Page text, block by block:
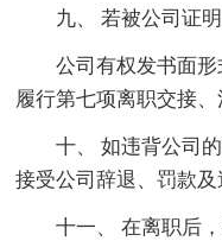
九、 若被公司证
公司有权发书面
履行第七项离职交接、
十、 如违背公司
接受公司辞退、罚款及
十一、 在离职后